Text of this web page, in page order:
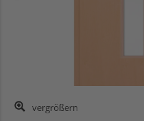
vergrößern